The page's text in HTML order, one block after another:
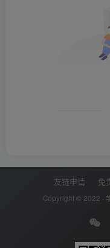
友链申请 免
Copyright © 2022 ·